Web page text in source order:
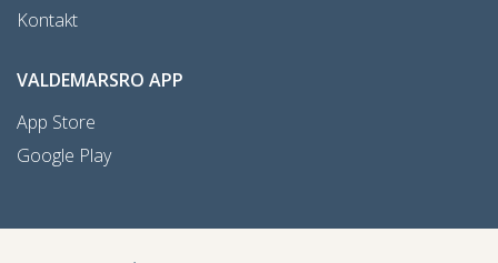
Kontakt
VALDEMARSRO APP
App Store
Google Play